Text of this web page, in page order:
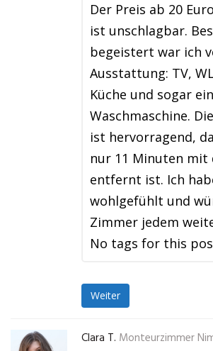
Der Preis ab 20
ist unschlagbar.
begeistert war ich
Ausstattung: TV,
Küche und sogar
Waschmaschine.
ist hervorragend,
nur 11 Minuten mit
entfernt ist. Ich
wohlgefühlt und
Zimmer jedem
No tags for this
Weiter
Clara T. Monteurzimmer